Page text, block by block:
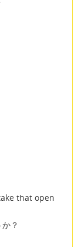
that open
？